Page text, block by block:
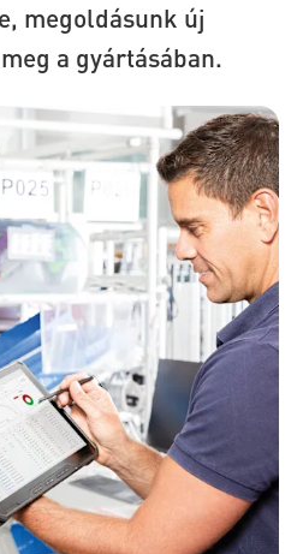
megoldásunk új
a gyártásában.